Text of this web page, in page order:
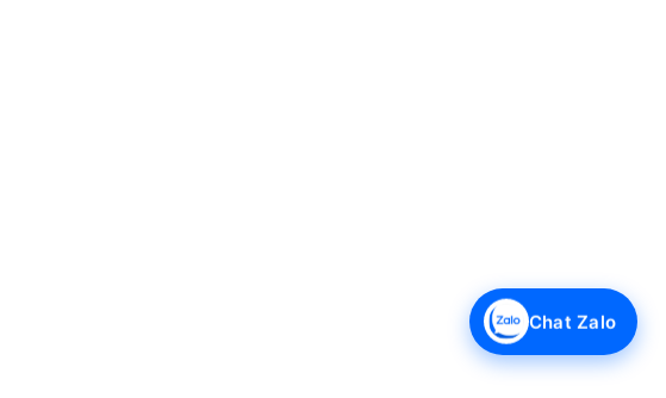
Chat Zalo